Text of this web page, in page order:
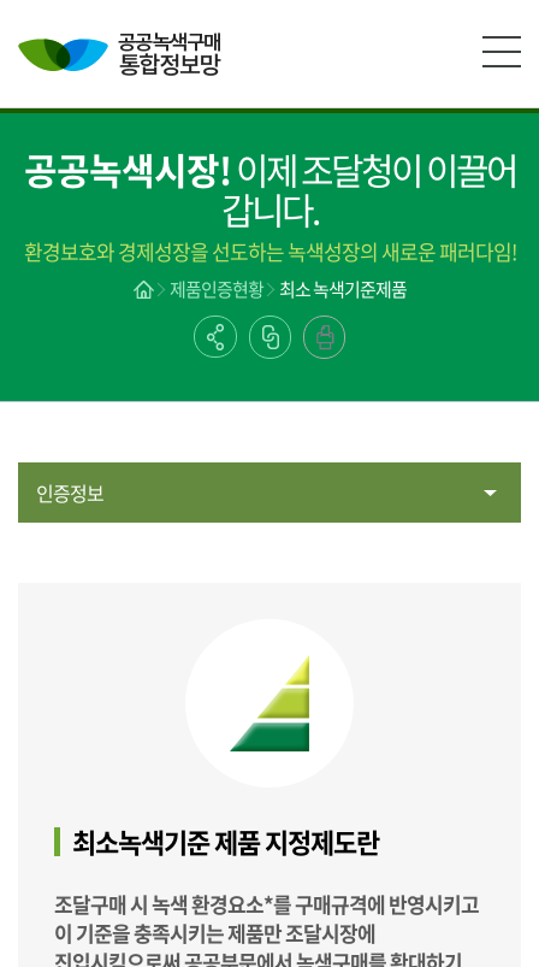
공공녹색시장!이제 조달청이 이끌어
갑니다.
환경보호와 경제성장을 선도하는 녹색성장의 새로운 패러다임!
제품인증현황 최소 녹색기준제품
인증정보
최소녹색기준 제품 지정제도란
조달구매 시 녹색 환경요소*를 구매규격에 반영시키고
이 기준을 충족시키는 제품만 조달시장에